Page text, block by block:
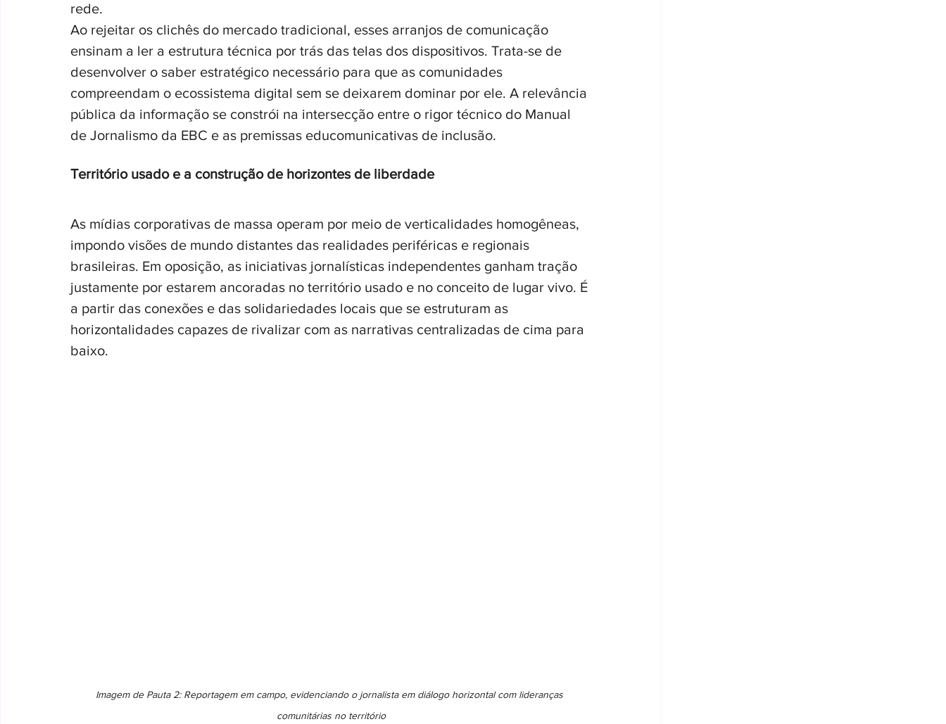
rede.
Ao rejeitar os clichês do mercado tradicional, esses arranjos de comunicação
ensinam a ler a estrutura técnica por trás das telas dos dispositivos. Trata-se de
desenvolver o saber estratégico necessário para que as comunidades
compreendam o ecossistema digital sem se deixarem dominar por ele. A relevância
pública da informação se constrói na intersecção entre o rigor técnico do Manual
de Jornalismo da EBC e as premissas educomunicativas de inclusão.
Território usado e a construção de horizontes de liberdade
As mídias corporativas de massa operam por meio de verticalidades homogêneas,
impondo visões de mundo distantes das realidades periféricas e regionais
brasileiras. Em oposição, as iniciativas jornalísticas independentes ganham tração
justamente por estarem ancoradas no território usado e no conceito de lugar vivo. É
a partir das conexões e das solidariedades locais que se estruturam as
horizontalidades capazes de rivalizar com as narrativas centralizadas de cima para
baixo.
Imagem de Pauta 2: Reportagem em campo, evidenciando o jornalista em diálogo horizontal com lideranças
comunitárias no território